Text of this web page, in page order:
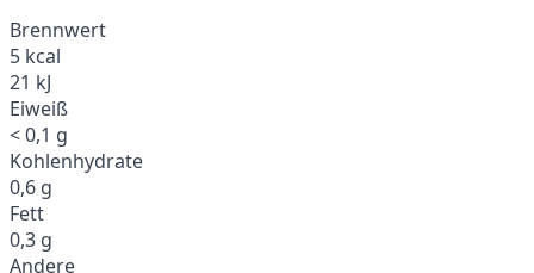
Brennwert
5 kcal
21 kJ
Eiweiß
< 0,1 g
Kohlenhydrate
0,6 g
Fett
0,3 g
Andere